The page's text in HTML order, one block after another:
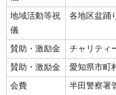
地域活動等祝
儀
各地区盆踊
賛助・激励金 チャリティ
賛助・激励金 愛知県市町
会費
半田警察署